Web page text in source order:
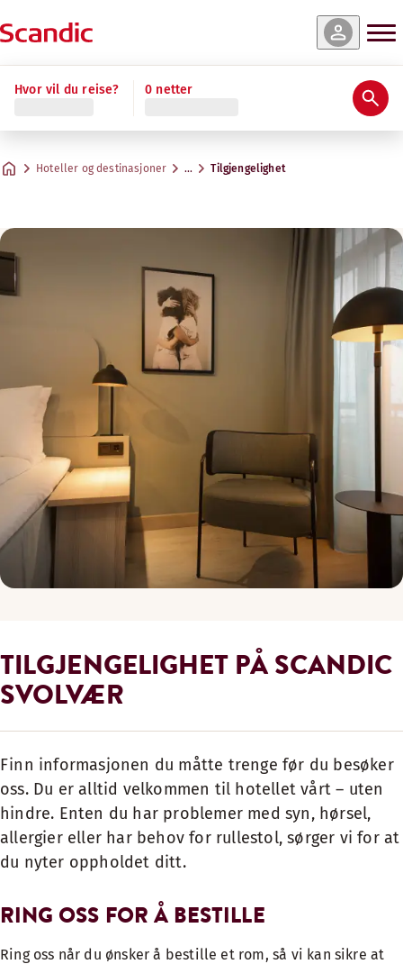
Hvor vil du reise? 0 netter
Hoteller og destinasjoner … Tilgjengelighet
TILGJENGELIGHET PÅ SCANDIC
SVOLVÆR
Finn informasjonen du måtte trenge før du besøker
oss. Du er alltid velkommen til hotellet vårt – uten
hindre. Enten du har problemer med syn, hørsel,
allergier eller har behov for rullestol, sørger vi for at
du nyter oppholdet ditt.
RING OSS FOR Å BESTILLE
Ring oss når du ønsker å bestille et rom, så vi kan sikre at